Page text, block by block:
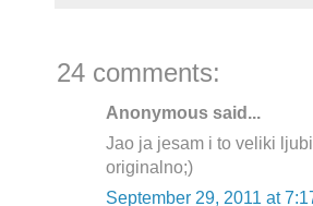
24 comments:
Anonymous said...
Jao ja jesam i to veliki
originalno;)
September 29, 2011 at